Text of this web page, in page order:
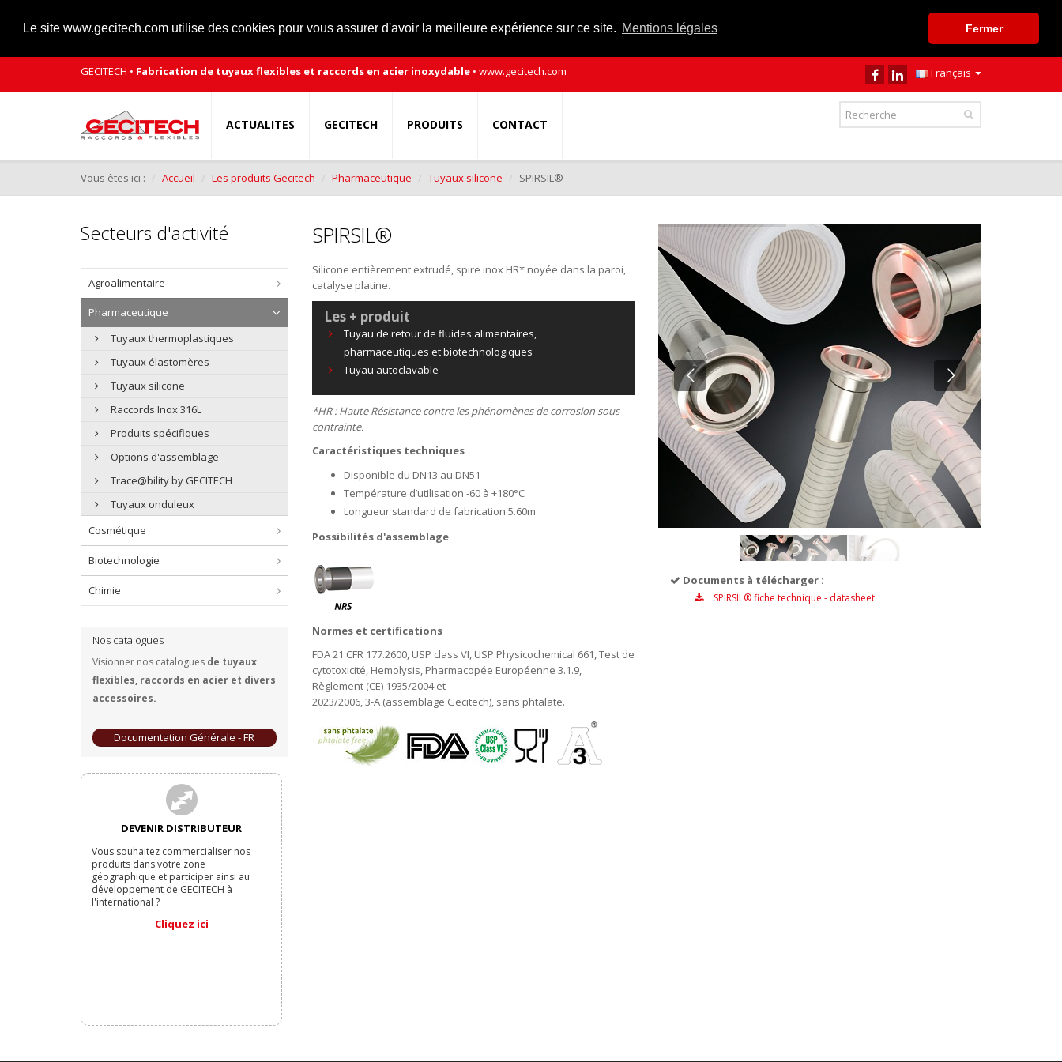
Le site www.gecitech.com utilise des cookies pour vous assurer d'avoir la meilleure expérience sur ce site. Mentions légales Fermer
GECITECH • Fabrication de tuyaux flexibles et raccords en acier inoxydable • www.gecitech.com Français
ACTUALITES GECITECH PRODUITS CONTACT
Vous êtes ici : Accueil Les produits Gecitech Pharmaceutique Tuyaux silicone SPIRSIL®
Secteurs d'activité
Agroalimentaire
Pharmaceutique
Tuyaux thermoplastiques
Tuyaux élastomères
Tuyaux silicone
Raccords Inox 316L
Produits spécifiques
Options d'assemblage
Trace@bility by GECITECH
Tuyaux onduleux
Cosmétique
Biotechnologie
Chimie
Nos catalogues
Visionner nos catalogues de tuyaux
flexibles, raccords en acier et divers
accessoires.
Documentation Générale - FR
DEVENIR DISTRIBUTEUR
Vous souhaitez commercialiser nos
produits dans votre zone
géographique et participer ainsi au
développement de GECITECH à
l'international ?
Cliquez ici
SPIRSIL®
Silicone entièrement extrudé, spire inox HR* noyée dans la paroi,
catalyse platine.
Les + produit
Tuyau de retour de fluides alimentaires,
pharmaceutiques et biotechnologiques
Tuyau autoclavable
*HR : Haute Résistance contre les phénomènes de corrosion sous
contrainte.
Caractéristiques techniques
Disponible du DN13 au DN51
Température d’utilisation -60 à +180°C
Longueur standard de fabrication 5.60m
Possibilités d'assemblage
Normes et certifications
FDA 21 CFR 177.2600, USP class VI, USP Physicochemical 661, Test de
cytotoxicité, Hemolysis, Pharmacopée Européenne 3.1.9,
Règlement (CE) 1935/2004 et
2023/2006, 3-A (assemblage Gecitech), sans phtalate.
Documents à télécharger :
SPIRSIL® fiche technique - datasheet